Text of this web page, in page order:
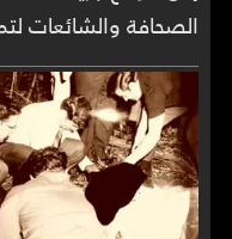
الصحافة والشائعات